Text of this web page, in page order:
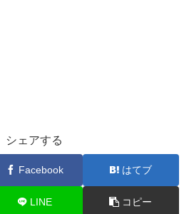
シェアする
Facebook はてブ
LINE コピー